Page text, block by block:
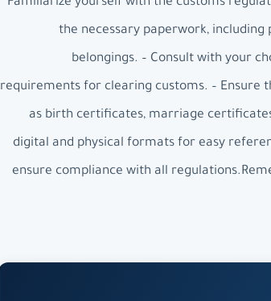
– Familiarize yourself with the customs
the necessary paperwork,
belongings. – Consult with your
requirements for clearing customs. – Ensure
as birth certificates, marriage
digital and physical formats for easy
ensure compliance with all